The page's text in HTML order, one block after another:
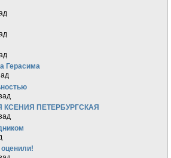
Герасима
ПЕТЕРБУРГСКАЯ